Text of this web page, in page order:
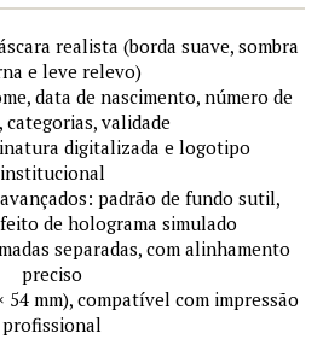
realista (borda suave, sombra
e leve relevo)
data de nascimento, número de
validade
digitalizada e logotipo
institucional
padrão de fundo sutil,
de holograma simulado
separadas, com alinhamento
preciso
54 mm), compatível com impressão
profissional